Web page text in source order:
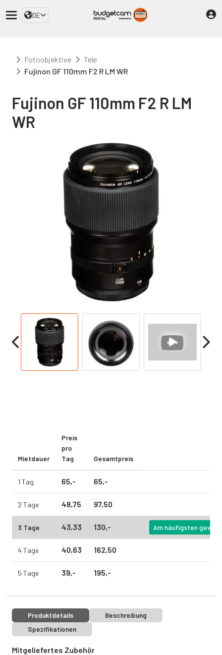
DE
Fotoobjektive
Tele
Fujinon GF 110mm F2 R LM WR
Fujinon GF 110mm F2 R LM
WR
Mietdauer
Preis
pro
Tag
Gesamtpreis
1 Tag 65,- 65,-
2 Tage 48,75 97,50
3 Tage 43,33 130,- Am häufigsten
4 Tage 40,63 162,50
5 Tage 39,- 195,-
Produktdetails
Beschreibung
Spezifikationen
Mitgeliefertes Zubehör